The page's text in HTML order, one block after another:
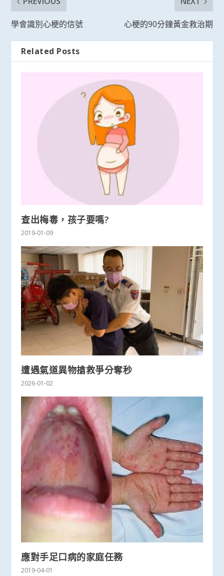
學會識別心梗的信號 心梗的90分鐘黃金救治期
Related Posts
查出梅毒，孩子要嗎?
2019-01-09
遭遇氣道異物搶救爭分奪秒
2026-01-02
應對手足口病的家庭任務
2019-04-01